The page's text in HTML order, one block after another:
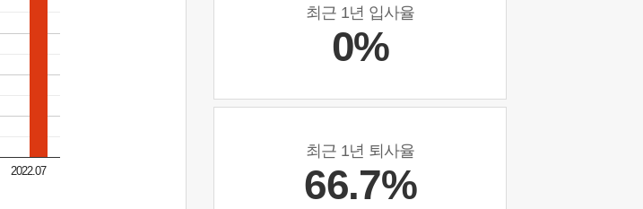
2022.07
최근 1년 입사율
0%
최근 1년 퇴사율
66.7%